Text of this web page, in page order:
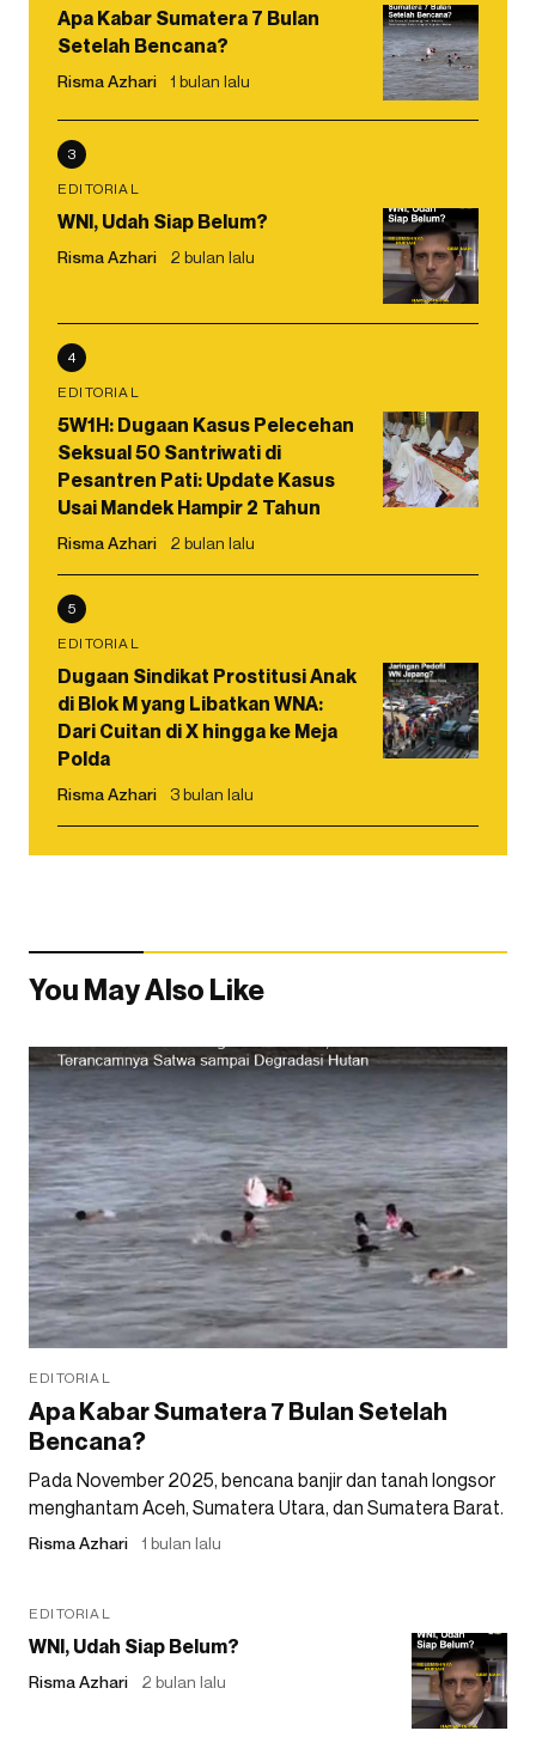
Apa Kabar Sumatera 7 Bulan
Setelah Bencana?
Risma Azhari 1 bulan lalu
3
EDITORIAL
WNI, Udah Siap Belum?
Risma Azhari 2 bulan lalu
4
EDITORIAL
5W1H: Dugaan Kasus Pelecehan
Seksual 50 Santriwati di
Pesantren Pati: Update Kasus
Usai Mandek Hampir 2 Tahun
Risma Azhari 2 bulan lalu
5
EDITORIAL
Dugaan Sindikat Prostitusi Anak
di Blok M yang Libatkan WNA:
Dari Cuitan di X hingga ke Meja
Polda
Risma Azhari 3 bulan lalu
You May Also Like
EDITORIAL
Apa Kabar Sumatera 7 Bulan Setelah
Bencana?
Pada November 2025, bencana banjir dan tanah longsor
menghantam Aceh, Sumatera Utara, dan Sumatera Barat.
Risma Azhari 1 bulan lalu
EDITORIAL
WNI, Udah Siap Belum?
Risma Azhari 2 bulan lalu